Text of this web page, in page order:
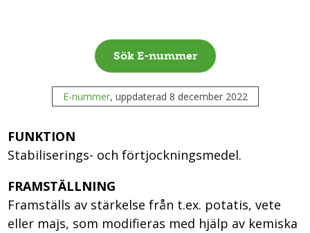
Sök E-nummer
E-nummer, uppdaterad 8 december 2022
FUNKTION
Stabiliserings- och förtjockningsmedel.
FRAMSTÄLLNING
Framställs av stärkelse från t.ex. potatis, vete
eller majs, som modifieras med hjälp av kemiska